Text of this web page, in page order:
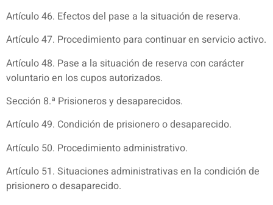
Artículo 46. Efectos del pase a la situación de reserva.
Artículo 47. Procedimiento para continuar en servicio activo.
Artículo 48. Pase a la situación de reserva con carácter
voluntario en los cupos autorizados.
Sección 8.ª Prisioneros y desaparecidos.
Artículo 49. Condición de prisionero o desaparecido.
Artículo 50. Procedimiento administrativo.
Artículo 51. Situaciones administrativas en la condición de
prisionero o desaparecido.